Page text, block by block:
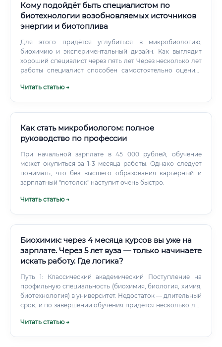
Кому подойдёт быть специалистом по
биотехнологии возобновляемых источников
энергии и биотоплива
Для этого придётся углубиться в микробиологию,
биохимию и экспериментальный дизайн. Как выглядит
хороший специалист через пять лет Через несколько лет
работы специалист способен самостоятельно оценить
критические параметры процесса.
Читать статью →
Как стать микробиологом: полное
руководство по профессии
При начальной зарплате в 45 000 рублей, обучение
может окупиться за 1-3 месяца работы. Однако следует
понимать, что без высшего образования карьерный и
зарплатный "потолок" наступит очень быстро.
Читать статью →
Биохимик: через 4 месяца курсов вы уже на
зарплате. Через 5 лет вуза — только начинаете
искать работу. Где логика?
Путь 1: Классический академический Поступление на
профильную специальность (биохимия, биология, химия,
биотехнология) в университет. Недостаток — длительный
срок, и по завершении обучения придётся несколько лет
Ускоренные профессиональные курсы + базовое
Читать статью →